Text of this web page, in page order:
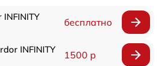
бесплатно
INFINITY
1500 р